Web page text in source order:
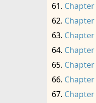
Chapter
Chapter
Chapter
Chapter
Chapter
Chapter
Chapter